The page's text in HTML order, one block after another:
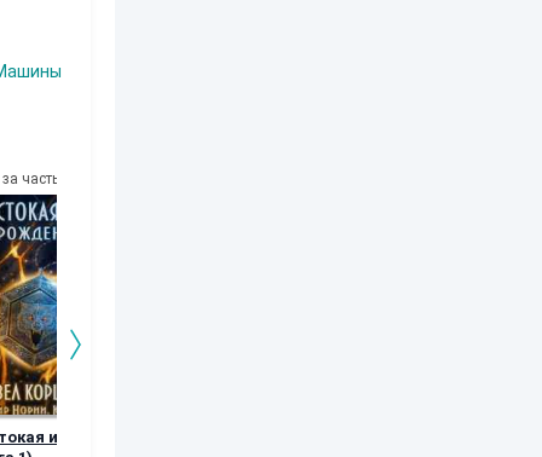
за часть
игра